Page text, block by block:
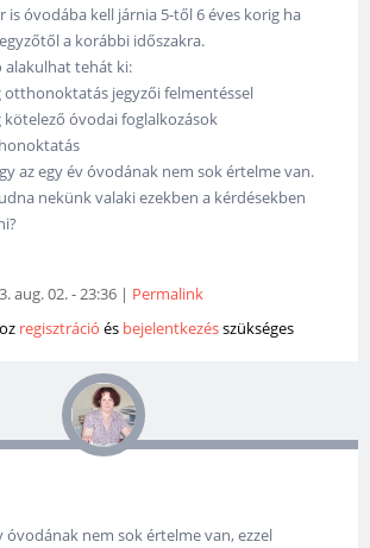
is óvodába kell járnia 5-től 6 éves korig ha
a korábbi időszakra.
alakulhat tehát ki:
otthonoktatás jegyzői felmentéssel
kötelező óvodai foglalkozások
az egy év óvodának nem sok értelme van.
nekünk valaki ezekben a kérdésekben
aug. 02. - 23:36 | Permalink
regisztráció és bejelentkezésszükséges
óvodának nem sok értelme van, ezzel